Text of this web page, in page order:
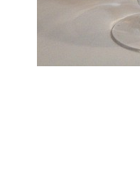
Jednotlivě i celé sbírky
Vámi kdykoli a kamkoli
nabídky.Volejte prosím na
Vám zpět) nebo pište